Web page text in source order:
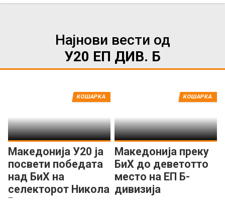
Најнови вести од
У20 ЕП ДИВ. Б
Македонија У20 ја
посвети победата
над БиХ на
селекторот Никола
Велев
КОШАРКА
Македонија преку
БиХ до деветотто
место на ЕП Б-
дивизија
КОШАРКА